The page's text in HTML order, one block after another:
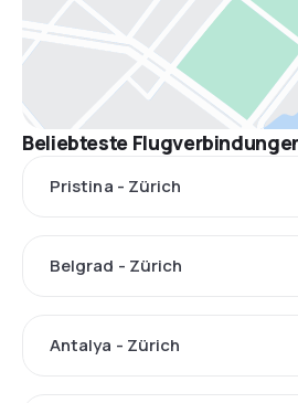
Beliebteste
Pristina - Zürich
Belgrad - Zürich
Antalya - Zürich